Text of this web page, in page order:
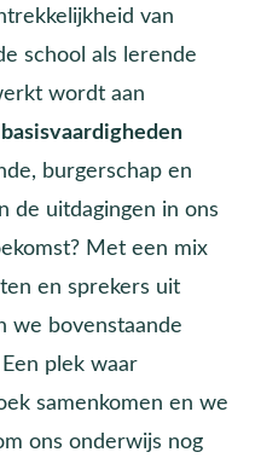
van
school als lerende
wordt aan
burgerschap en
de uitdagingen in ons
Met een mix
en sprekers uit
we bovenstaande
plek waar
samenkomen en we
ons onderwijs nog